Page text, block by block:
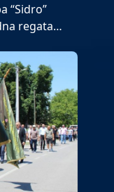
“Sidro”
regata…